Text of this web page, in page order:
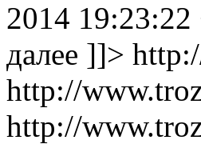
2014 19:23:22
далее ]]>
http://
http://